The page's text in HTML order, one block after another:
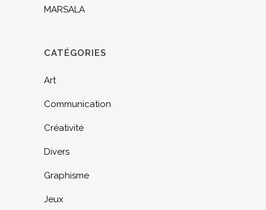
MARSALA
CATÉGORIES
Art
Communication
Créativité
Divers
Graphisme
Jeux